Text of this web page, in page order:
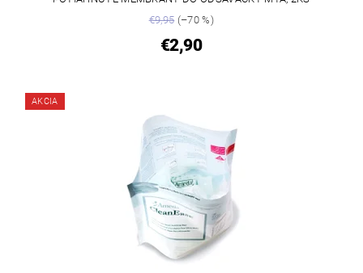
€9,95(–70 %)
€2,90
AKCIA